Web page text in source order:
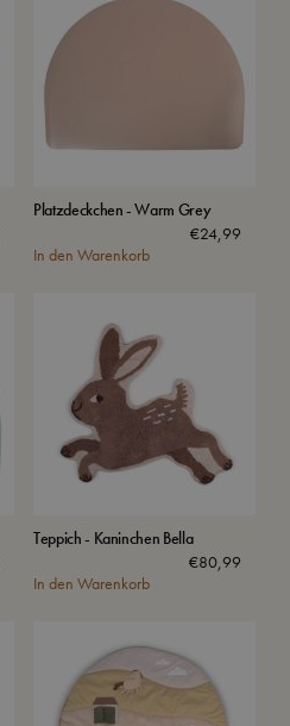
Platzdeckchen - Warm Grey
€24,99
In den Warenkorb
Teppich - Kaninchen Bella
€80,99
In den Warenkorb